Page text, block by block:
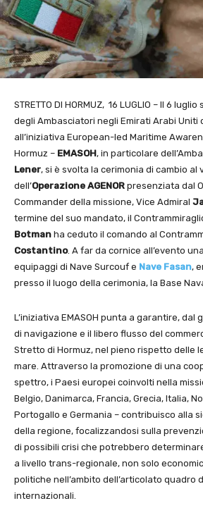
STRETTO DI HORMUZ, 16 LUGLIO – Il 6
degli Ambasciatori negli Emirati Arabi Uniti
all’iniziativa European-led Maritime
Hormuz – EMASOH, in particolare
Lener, si è svolta la cerimonia di cambio al
dell’Operazione AGENOR presenziata dal
Commander della missione, Vice Admiral
termine del suo mandato, il
Botman ha ceduto il comando al
Costantino. A far da cornice all’evento
equipaggi di Nave Surcouf e Nave Fasan,
presso il luogo della cerimonia, la Base
L’iniziativa EMASOH punta a garantire, dal
di navigazione e il libero flusso del
Stretto di Hormuz, nel pieno rispetto delle
mare. Attraverso la promozione di una
spettro, i Paesi europei coinvolti nella
Belgio, Danimarca, Francia, Grecia, Italia,
Portogallo e Germania – contribuisco alla
della regione, focalizzandosi sulla
di possibili crisi che potrebbero
a livello trans-regionale, non solo
politiche nell’ambito dell’articolato quadro
internazionali.